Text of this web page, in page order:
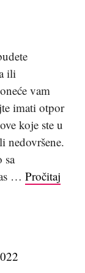
ili
vam
imati otpor
koje ste u
nedovršene.
sa
… Pročitaj